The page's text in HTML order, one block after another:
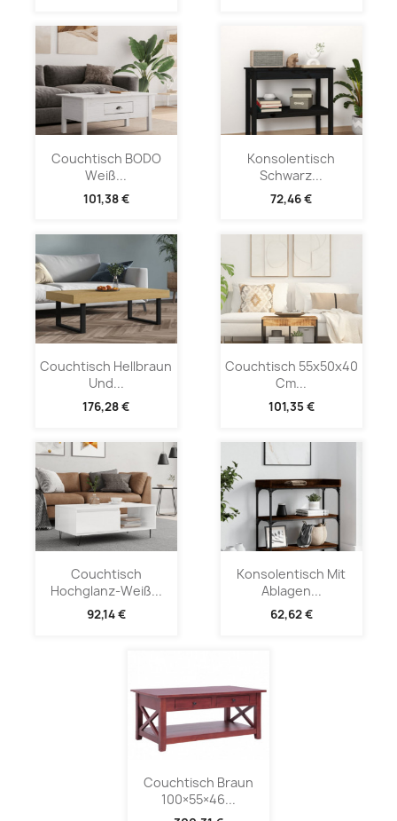
Couchtisch BODO
Weiß...
101,38 €
Konsolentisch
Schwarz...
72,46 €
Couchtisch Hellbraun
Und...
176,28 €
Couchtisch 55x50x40
Cm...
101,35 €
Couchtisch
Hochglanz-Weiß...
92,14 €
Konsolentisch Mit
Ablagen...
62,62 €
Couchtisch Braun
100×55×46...